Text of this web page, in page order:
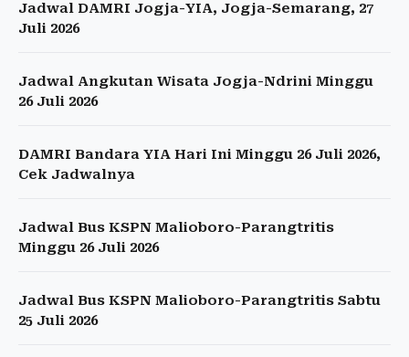
Jadwal DAMRI Jogja-YIA, Jogja-Semarang, 27
Juli 2026
Jadwal Angkutan Wisata Jogja-Ndrini Minggu
26 Juli 2026
DAMRI Bandara YIA Hari Ini Minggu 26 Juli 2026,
Cek Jadwalnya
Jadwal Bus KSPN Malioboro-Parangtritis
Minggu 26 Juli 2026
Jadwal Bus KSPN Malioboro-Parangtritis Sabtu
25 Juli 2026